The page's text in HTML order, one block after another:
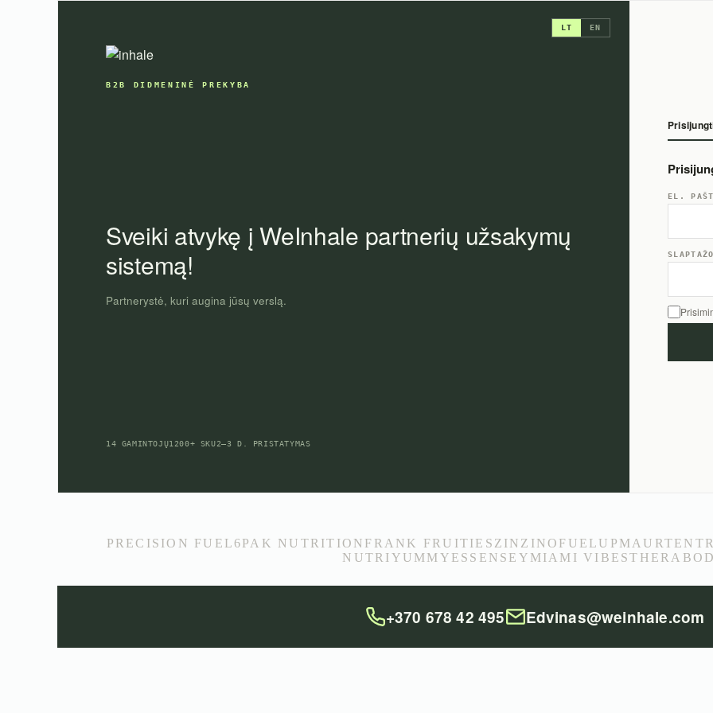
LT EN
B2B DIDMENINĖ PREKYBA
Sveiki atvykę į WeInhale partnerių užsakymų
sistemą!
Partnerystė, kuri augina jūsų verslą.
14 GAMINTOJŲ1200+ SKU2–3 D. PRISTATYMAS
EL.
PRECISION FUEL 6PAK NUTRITION FRANK FRUITIES ZINZINO FUELUP MAURTEN
NUTRIYUMMY ESSENSEY MIAMI VIBES
+370 678 42 495 Edvinas@weinhale.com